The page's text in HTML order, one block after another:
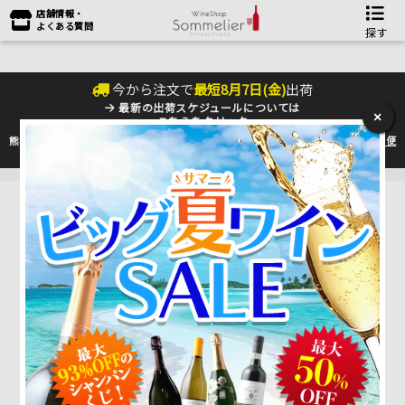
店舗情報・
よくある質問
探す
今から注文で最短8月7日(金)出荷
最新の出荷スケジュールについては
こちらをクリック
熊本地震の影響により九州への配送に遅れが生じております。最新情報は佐川急便
のHP
をご確認下さい。
×